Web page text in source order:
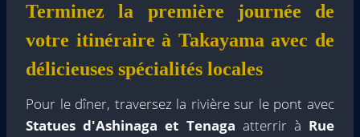
Terminez la première journée de
votre itinéraire à Takayama avec de
délicieuses spécialités locales
Pour le dîner, traversez la rivière sur le pont avec
Statues d'Ashinaga et Tenaga atterrir à Rue